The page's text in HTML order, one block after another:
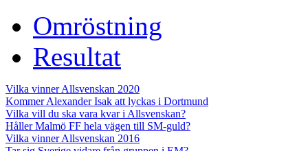
Omröstning
Resultat
Vilka vinner Allsvenskan 2020
Kommer Alexander Isak att lyckas i Dortmund
Vilka vill du ska vara kvar i Allsvenskan?
Håller Malmö FF hela vägen till SM-guld?
Vilka vinner Allsvenskan 2016